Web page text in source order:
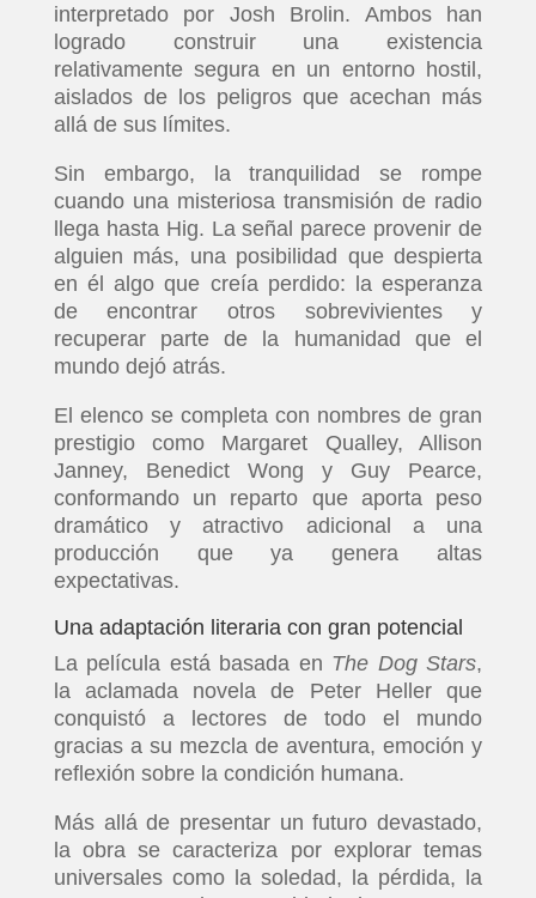
interpretado por Josh Brolin. Ambos han
logrado construir una existencia
relativamente segura en un entorno hostil,
aislados de los peligros que acechan más
allá de sus límites.
Sin embargo, la tranquilidad se rompe
cuando una misteriosa transmisión de radio
llega hasta Hig. La señal parece provenir de
alguien más, una posibilidad que despierta
en él algo que creía perdido: la esperanza
de encontrar otros sobrevivientes y
recuperar parte de la humanidad que el
mundo dejó atrás.
El elenco se completa con nombres de gran
prestigio como Margaret Qualley, Allison
Janney, Benedict Wong y Guy Pearce,
conformando un reparto que aporta peso
dramático y atractivo adicional a una
producción que ya genera altas
expectativas.
Una adaptación literaria con gran potencial
La película está basada en The Dog Stars,
la aclamada novela de Peter Heller que
conquistó a lectores de todo el mundo
gracias a su mezcla de aventura, emoción y
reflexión sobre la condición humana.
Más allá de presentar un futuro devastado,
la obra se caracteriza por explorar temas
universales como la soledad, la pérdida, la